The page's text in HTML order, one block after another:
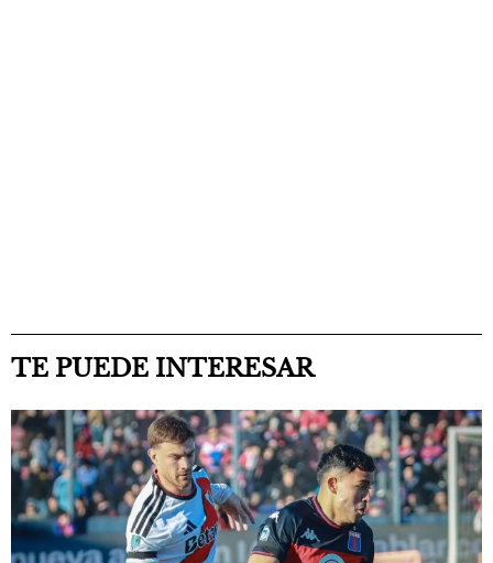
TE PUEDE INTERESAR